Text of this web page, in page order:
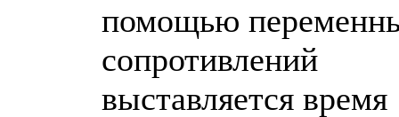
помощью
сопротивлений
выставляется время